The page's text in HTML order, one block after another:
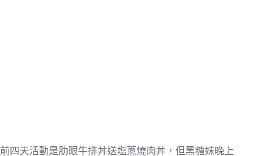
前四天活動是肋眼牛排丼送塩蔥燒肉丼，但黑糖妹晚上